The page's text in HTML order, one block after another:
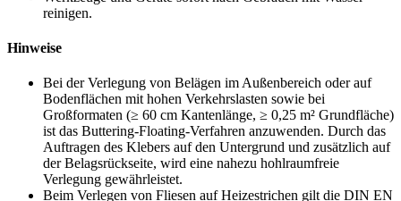
reinigen.
Hinweise
Bei der Verlegung von Belägen im Außenbereich oder auf
Bodenflächen mit hohen Verkehrslasten sowie bei
Großformaten (≥ 60 cm Kantenlänge, ≥ 0,25 m² Grundfläche)
ist das Buttering-Floating-Verfahren anzuwenden. Durch das
Auftragen des Klebers auf den Untergrund und zusätzlich auf
der Belagsrückseite, wird eine nahezu hohlraumfreie
Verlegung gewährleistet.
Beim Verlegen von Fliesen auf Heizestrichen gilt die DIN EN